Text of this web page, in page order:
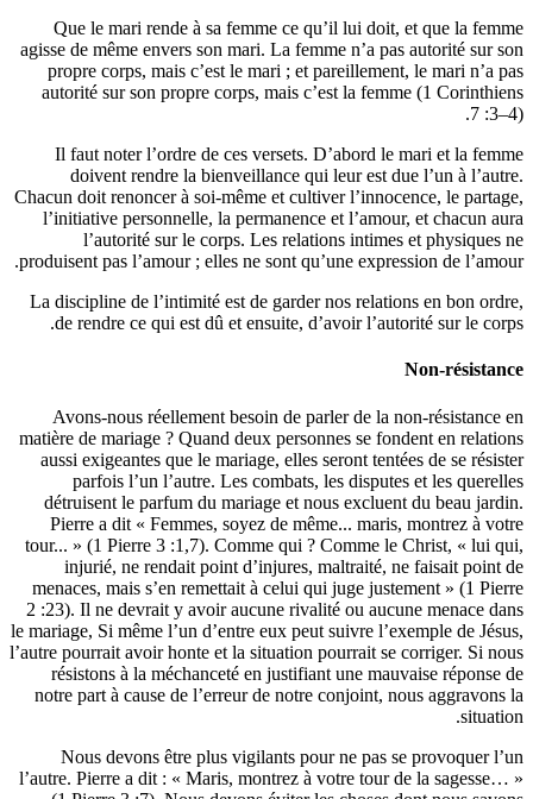
Que
agisse de
propre
autorité
Il faut
Chacun
produisent
La
de
matière de
aussi
Pierre
tour... »
2 :23). Il
le mariage,
l’autre
notre
Nous
l’autre.